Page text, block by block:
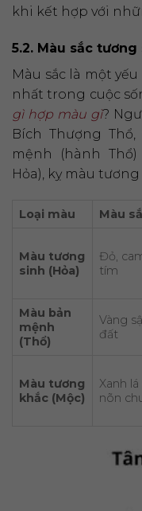
khi kết hợp với
5.2. Màu sắc
Màu sắc là một
nhất trong cuộc
gì hợp màu gì?
Bích Thượng
mệnh (hành
Hỏa), kỵ màu
Loại màu Màu
Màu tương
sinh (Hỏa)
Đỏ,
tím
Màu bản
mệnh
(Thổ)
Vàng
đất
Màu tương
khắc (Mộc)
Xanh lá
nõn